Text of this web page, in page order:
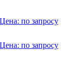
Цена: по запросу
Цена: по запросу